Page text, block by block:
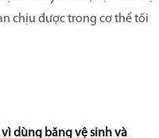
chịu được trong cơ thể tối
dùng băng vệ sinh và